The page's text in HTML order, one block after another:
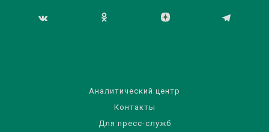
Аналитический центр
Контакты
Для пресс-служб